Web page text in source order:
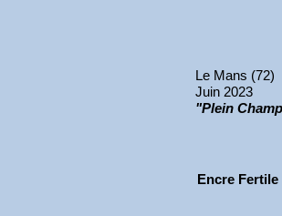
Le Mans (72)
Juin 2023
"Plein
Encre Fertile